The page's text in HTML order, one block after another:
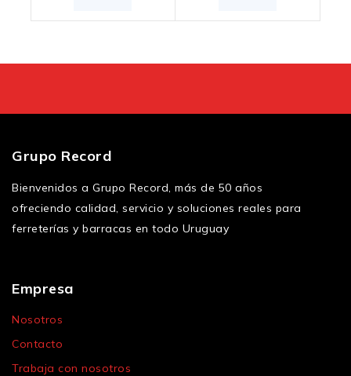
Grupo Record
Bienvenidos a Grupo Record, más de 50 años
ofreciendo calidad, servicio y soluciones reales para
ferreterías y barracas en todo Uruguay
Empresa
Nosotros
Contacto
Trabaja con nosotros